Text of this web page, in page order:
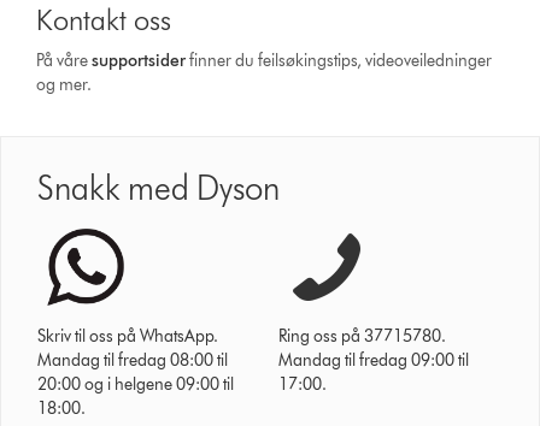
Kontakt oss
På våresupportsiderfinner du feilsøkingstips, videoveiledninger
og mer.
Snakk med Dyson
Skriv til oss på WhatsApp.
Mandag til fredag 08:00 til
20:00 og i helgene 09:00 til
18:00.
Ring oss på 37715780.
Mandag til fredag 09:00 til
17:00.